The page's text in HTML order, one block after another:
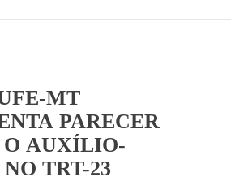
MT
PARECER
O AUXÍLIO-
TRT-23